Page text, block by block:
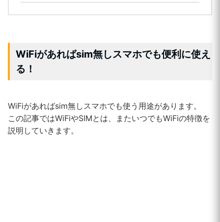
WiFiがあればsim無しスマホでも便利に使え
る！
WiFiがあればsim無しスマホでも使う用途があります。
この記事ではWiFiやSIMとは、またいつでもWiFiの特徴を
説明していきます。